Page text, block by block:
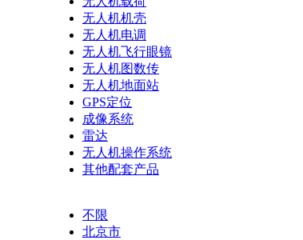
无人机机壳
无人机电调
无人机飞行眼镜
无人机图数传
无人机地面站
GPS定位
成像系统
雷达
无人机操作系统
其他配套产品
不限
北京市